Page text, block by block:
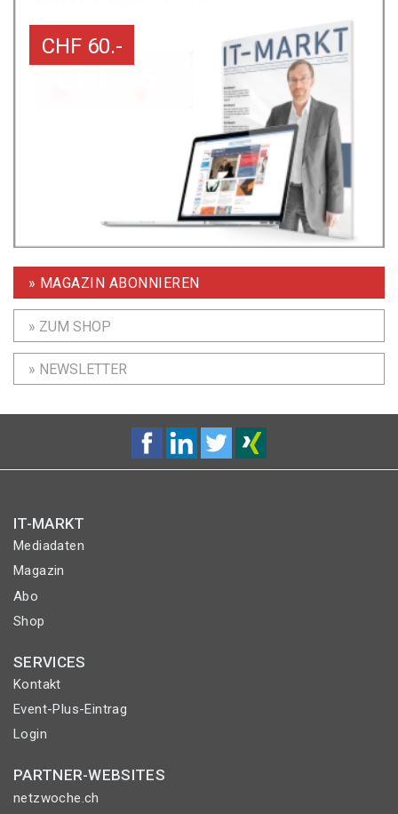
CHF 60.-
» MAGAZIN ABONNIEREN
» ZUM SHOP
» NEWSLETTER
IT-MARKT
Mediadaten
Magazin
Abo
Shop
SERVICES
Kontakt
Event-Plus-Eintrag
Login
PARTNER-WEBSITES
netzwoche.ch